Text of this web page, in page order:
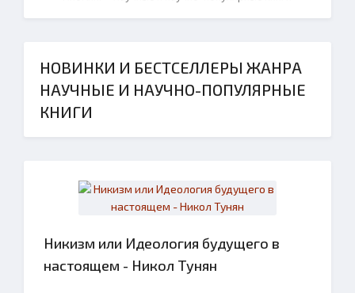
НОВИНКИ И БЕСТСЕЛЛЕРЫ ЖАНРА
НАУЧНЫЕ И НАУЧНО-ПОПУЛЯРНЫЕ
КНИГИ
Никизм или Идеология будущего в
настоящем - Никол Тунян